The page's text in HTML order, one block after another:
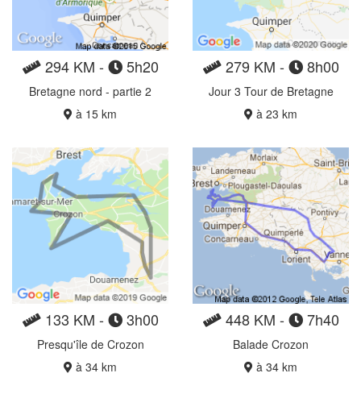
294 KM - 5h20
Bretagne nord - partie 2
à 15 km
279 KM - 8h00
Jour 3 Tour de Bretagne
à 23 km
133 KM - 3h00
Presqu'île de Crozon
à 34 km
448 KM - 7h40
Balade Crozon
à 34 km